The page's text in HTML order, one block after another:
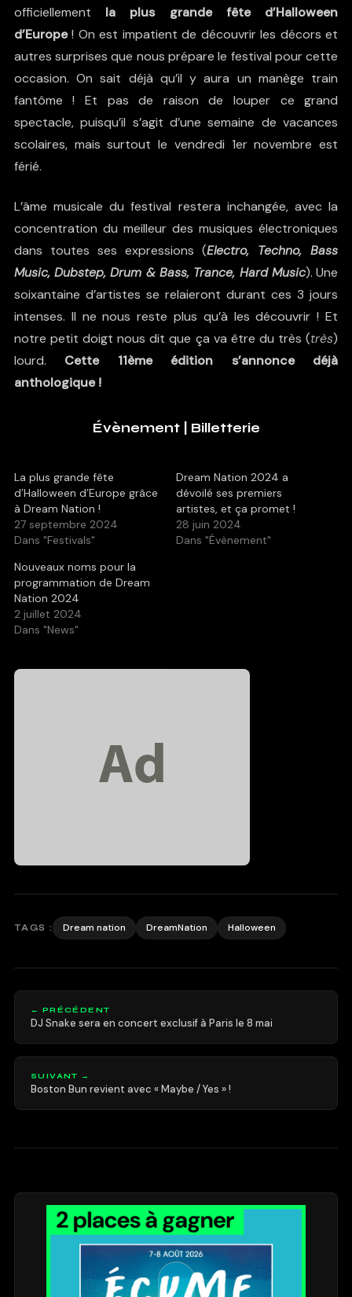
officiellement la plus grande fête d’Halloween
d’Europe! On est impatient de découvrir les décors et
autres surprises que nous prépare le festival pour cette
occasion. On sait déjà qu’il y aura un manège train
fantôme ! Et pas de raison de louper ce grand
spectacle, puisqu’il s’agit d’une semaine de vacances
scolaires, mais surtout le vendredi 1er novembre est
férié.
L’âme musicale du festival restera inchangée, avec la
concentration du meilleur des musiques électroniques
dans toutes ses expressions (Electro, Techno, Bass
Music, Dubstep, Drum & Bass, Trance, Hard Music). Une
soixantaine d’artistes se relaieront durant ces 3 jours
intenses. Il ne nous reste plus qu’à les découvrir ! Et
notre petit doigt nous dit que ça va être du très (très)
lourd. Cette 11ème édition s’annonce déjà
anthologique !
Évènement| Billetterie
La plus grande fête
d’Halloween d’Europe grâce
à Dream Nation !
27 septembre 2024
Dans "Festivals"
Dream Nation 2024 a
dévoilé ses premiers
artistes, et ça promet !
28 juin 2024
Dans "Évènement"
Nouveaux noms pour la
programmation de Dream
Nation 2024
2 juillet 2024
Dans "News"
TAGS : Dream nation DreamNation Halloween
← PRÉCÉDENT
DJ Snake sera en concert exclusif à Paris le 8 mai
SUIVANT →
Boston Bun revient avec « Maybe / Yes » !